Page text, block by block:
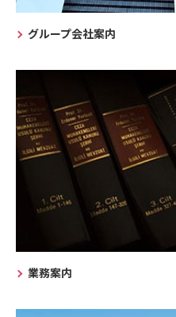
グループ会社案内
業務案内